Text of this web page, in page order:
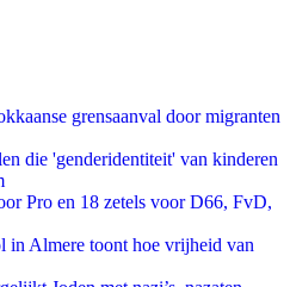
grensaanval door migranten
die 'genderidentiteit' van kinderen
Pro en 18 zetels voor D66, FvD,
in Almere toont hoe vrijheid van